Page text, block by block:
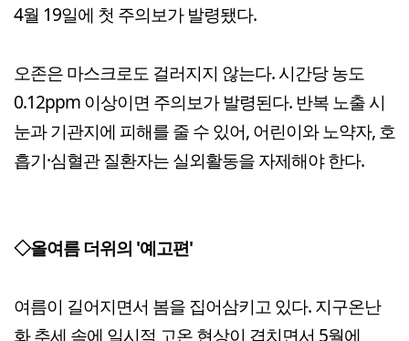
4월 19일에 첫 주의보가 발령됐다.
오존은 마스크로도 걸러지지 않는다. 시간당 농도
0.12ppm 이상이면 주의보가 발령된다. 반복 노출 시
눈과 기관지에 피해를 줄 수 있어, 어린이와 노약자, 호
흡기·심혈관 질환자는 실외활동을 자제해야 한다.
◇올여름 더위의 '예고편'
여름이 길어지면서 봄을 집어삼키고 있다. 지구온난
화 추세 속에 일시적 고온 현상이 겹치면서 5월에